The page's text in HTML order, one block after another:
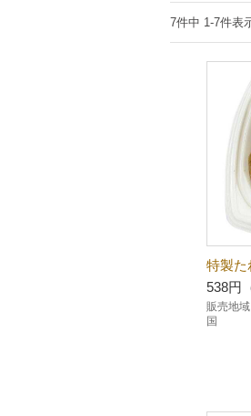
7件中 1-7件表
特製た
538円
販売地域
国